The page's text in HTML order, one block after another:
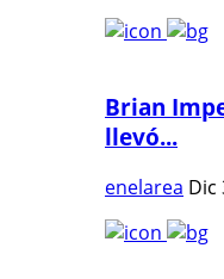
Brian
llevó...
enelarea Dic